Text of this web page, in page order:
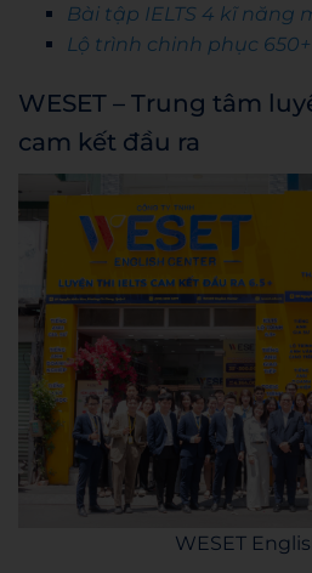
Bài tập IELTS 4 kĩ năng
Lộ trình chinh phục 650+
WESET – Trung tâm
cam kết đầu ra
WESET